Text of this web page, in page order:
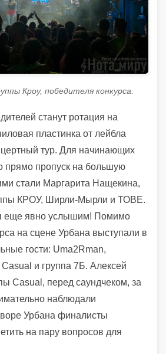
Кроу, победителя конкурса.
станут ротация на
пластинка от лейбла
тур. Для начинающих
прямо пропуск на большую
стали Маргарита Нащекина,
КРОУ, Ширли-Мырли и ТОВЕ.
еще явно услышим! Помимо
на сцене Урбана выступали в
гости: Uma2Rman,
и группа 7Б. Алексей
Casual, перед саундчеком, за
наблюдали
Урбана финалисты
на пару вопросов для